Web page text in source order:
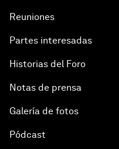
Reuniones
Partes interesadas
Historias del Foro
Notas de prensa
Galería de fotos
Pódcast